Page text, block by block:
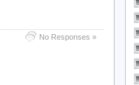
No Responses »